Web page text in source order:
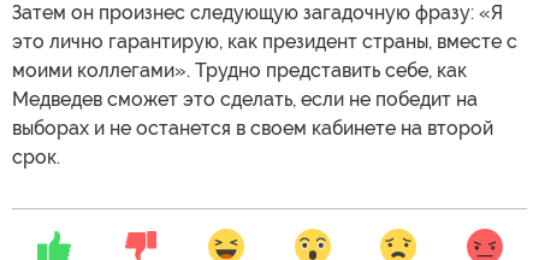
Затем он произнес следующую загадочную фразу: «Я
это лично гарантирую, как президент страны, вместе с
моими коллегами». Трудно представить себе, как
Медведев сможет это сделать, если не победит на
выборах и не останется в своем кабинете на второй
срок.